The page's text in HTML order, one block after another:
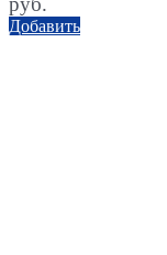
Добавить